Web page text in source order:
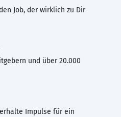
Job, der wirklich zu Dir
und über 20.000
Impulse für ein